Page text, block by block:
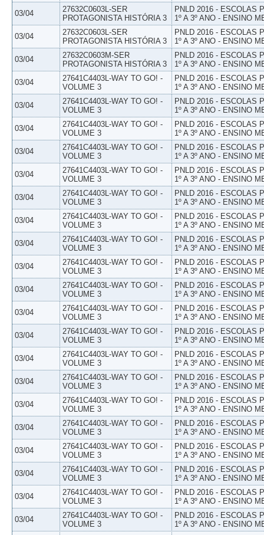
03/04
27632C0603L-SER
PROTAGONISTA HISTÓRIA 3
PNLD 2016 - ESCOLAS
1º A 3º ANO - ENSINO
03/04
27632C0603L-SER
PROTAGONISTA HISTÓRIA 3
PNLD 2016 - ESCOLAS
1º A 3º ANO - ENSINO
03/04
27632C0603M-SER
PROTAGONISTA HISTÓRIA 3
PNLD 2016 - ESCOLAS
1º A 3º ANO - ENSINO
03/04
27641C4403L-WAY TO GO! -
VOLUME 3
PNLD 2016 - ESCOLAS
1º A 3º ANO - ENSINO
03/04
27641C4403L-WAY TO GO! -
VOLUME 3
PNLD 2016 - ESCOLAS
1º A 3º ANO - ENSINO
03/04
27641C4403L-WAY TO GO! -
VOLUME 3
PNLD 2016 - ESCOLAS
1º A 3º ANO - ENSINO
03/04
27641C4403L-WAY TO GO! -
VOLUME 3
PNLD 2016 - ESCOLAS
1º A 3º ANO - ENSINO
03/04
27641C4403L-WAY TO GO! -
VOLUME 3
PNLD 2016 - ESCOLAS
1º A 3º ANO - ENSINO
03/04
27641C4403L-WAY TO GO! -
VOLUME 3
PNLD 2016 - ESCOLAS
1º A 3º ANO - ENSINO
03/04
27641C4403L-WAY TO GO! -
VOLUME 3
PNLD 2016 - ESCOLAS
1º A 3º ANO - ENSINO
03/04
27641C4403L-WAY TO GO! -
VOLUME 3
PNLD 2016 - ESCOLAS
1º A 3º ANO - ENSINO
03/04
27641C4403L-WAY TO GO! -
VOLUME 3
PNLD 2016 - ESCOLAS
1º A 3º ANO - ENSINO
03/04
27641C4403L-WAY TO GO! -
VOLUME 3
PNLD 2016 - ESCOLAS
1º A 3º ANO - ENSINO
03/04
27641C4403L-WAY TO GO! -
VOLUME 3
PNLD 2016 - ESCOLAS
1º A 3º ANO - ENSINO
03/04
27641C4403L-WAY TO GO! -
VOLUME 3
PNLD 2016 - ESCOLAS
1º A 3º ANO - ENSINO
03/04
27641C4403L-WAY TO GO! -
VOLUME 3
PNLD 2016 - ESCOLAS
1º A 3º ANO - ENSINO
03/04
27641C4403L-WAY TO GO! -
VOLUME 3
PNLD 2016 - ESCOLAS
1º A 3º ANO - ENSINO
03/04
27641C4403L-WAY TO GO! -
VOLUME 3
PNLD 2016 - ESCOLAS
1º A 3º ANO - ENSINO
03/04
27641C4403L-WAY TO GO! -
VOLUME 3
PNLD 2016 - ESCOLAS
1º A 3º ANO - ENSINO
03/04
27641C4403L-WAY TO GO! -
VOLUME 3
PNLD 2016 - ESCOLAS
1º A 3º ANO - ENSINO
03/04
27641C4403L-WAY TO GO! -
VOLUME 3
PNLD 2016 - ESCOLAS
1º A 3º ANO - ENSINO
03/04
27641C4403L-WAY TO GO! -
VOLUME 3
PNLD 2016 - ESCOLAS
1º A 3º ANO - ENSINO
03/04
27641C4403L-WAY TO GO! -
VOLUME 3
PNLD 2016 - ESCOLAS
1º A 3º ANO - ENSINO